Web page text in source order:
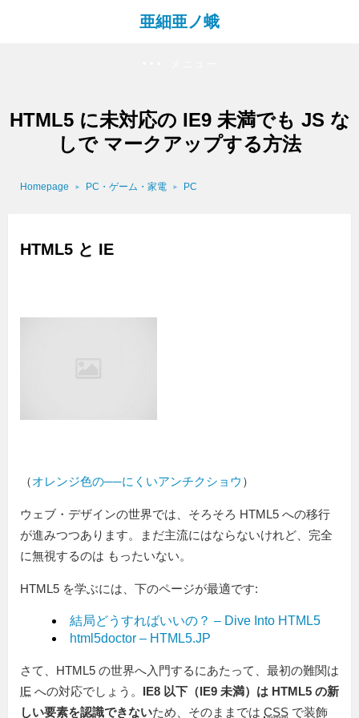
亜細亜ノ蛾
HTML5 に未対応の IE9 未満でも JS な
しで マークアップする方法
Homepage PC・ゲーム・家電 PC
HTML5 と IE
（オレンジ色の──にくいアンチクショウ ）
ウェブ・デザインの世界では、そろそろ HTML5 への移行
が進みつつあります。まだ主流にはならないけれど、完全
に無視するのは もったいない。
HTML5 を学ぶには、下のページが最適です:
結局どうすればいいの？ – Dive Into HTML5
html5doctor – HTML5.JP
さて、HTML5 の世界へ入門するにあたって、最初の難関は
IE への対応でしょう。 IE8 以下（IE9 未満）は HTML5 の新
しい要素を認識できないため、そのままでは CSS で装飾